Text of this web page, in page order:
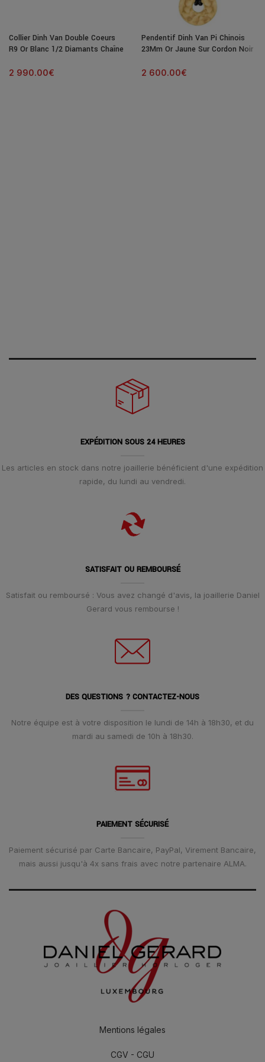
Collier Dinh Van Double Coeurs
R9 Or Blanc 1/2 Diamants Chaîne
2 990.00€
Pendentif Dinh Van Pi Chinois
23Mm Or Jaune Sur Cordon Noir
2 600.00€
EXPÉDITION SOUS 24 HEURES
Les articles en stock dans notre joaillerie bénéficient d'une expédition
rapide, du lundi au vendredi.
SATISFAIT OU REMBOURSÉ
Satisfait ou remboursé : Vous avez changé d'avis, la joaillerie Daniel
Gerard vous rembourse !
DES QUESTIONS ? CONTACTEZ-NOUS
Notre équipe est à votre disposition le lundi de 14h à 18h30, et du
mardi au samedi de 10h à 18h30.
PAIEMENT SÉCURISÉ
Paiement sécurisé par Carte Bancaire, PayPal, Virement Bancaire,
mais aussi jusqu'à 4x sans frais avec notre partenaire ALMA.
Mentions légales
CGV - CGU